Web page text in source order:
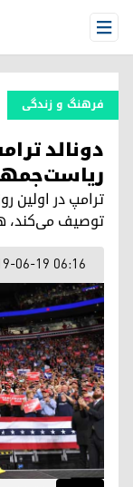
Open Menu
فرهنگ و زندگی
دونالد
ریاست‌جمهوری سال
ترامپ در اولین
توصیف می‌کند،
06-19 06:16